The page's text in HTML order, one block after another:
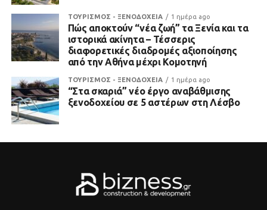
ΤΟΥΡΙΣΜΟΣ - ΞΕΝΟΔΟΧΕΙΑ 1 ημέρα ago
Πώς αποκτούν “νέα ζωή” τα Ξενία και τα
ιστορικά ακίνητα – Τέσσερις
διαφορετικές διαδρομές αξιοποίησης
από την Αθήνα μέχρι Κομοτηνή
ΤΟΥΡΙΣΜΟΣ - ΞΕΝΟΔΟΧΕΙΑ 1 ημέρα ago
“Στα σκαριά” νέο έργο αναβάθμισης
ξενοδοχείου σε 5 αστέρων στη Λέσβο